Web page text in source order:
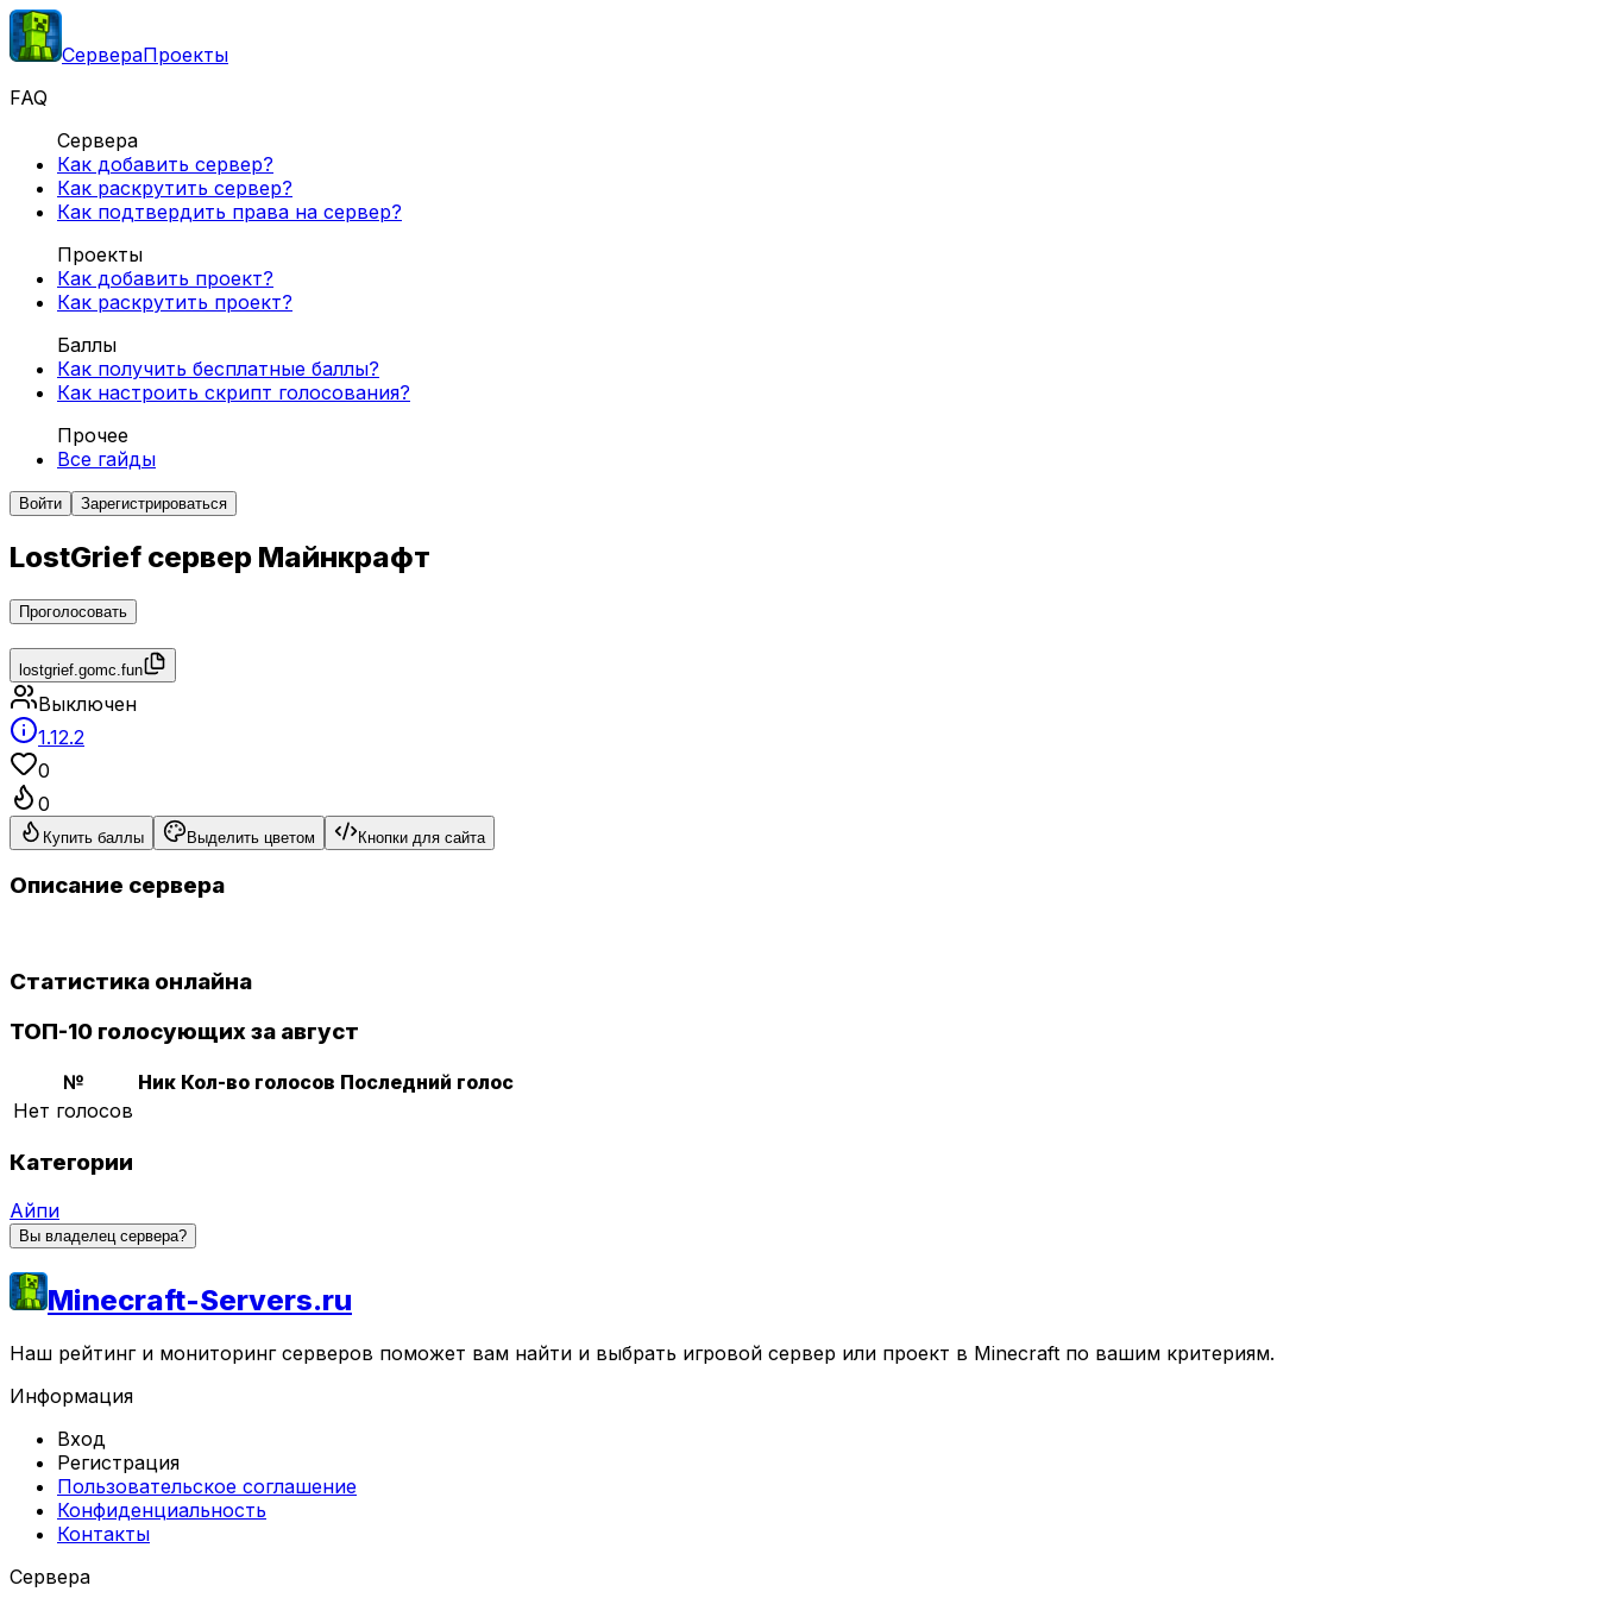
СервераПроекты
FAQ
Сервера
Как добавить сервер?
Как раскрутить сервер?
Как подтвердить права на сервер?
Проекты
Как добавить проект?
Как раскрутить проект?
Баллы
Как получить бесплатные баллы?
Как настроить скрипт голосования?
Прочее
Все гайды
Войти Зарегистрироваться
LostGrief сервер Майнкрафт
Проголосовать
lostgrief.gomc.fun
Выключен
1.12.2
0
0
Купить баллы Выделить цветом Кнопки для сайта
Описание сервера
Статистика онлайна
ТОП-10 голосующих за август
№ Ник Кол-во голосов Последний голос
Нет голосов
Категории
Айпи
Вы владелец сервера?
Minecraft-Servers.ru
Наш рейтинг и мониторинг серверов поможет вам найти и выбрать игровой сервер или проект в Minecraft по вашим критериям.
Информация
Вход
Регистрация
Пользовательское соглашение
Конфиденциальность
Контакты
Сервера